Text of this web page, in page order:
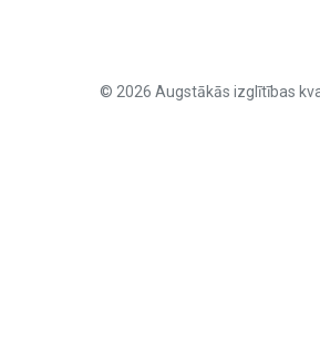
© 2026 Augstākās izglītības